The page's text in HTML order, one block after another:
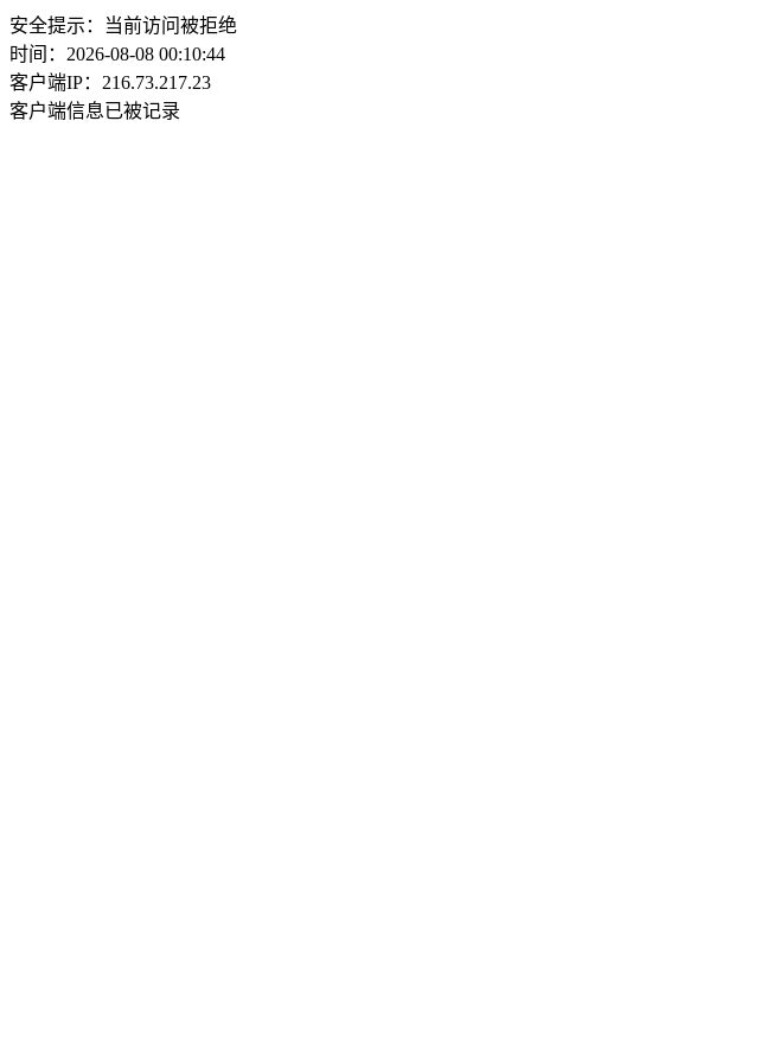
安全提示：当前访问被拒绝
时间：2026-08-08 00:10:44
客户端IP：216.73.217.23
客户端信息已被记录